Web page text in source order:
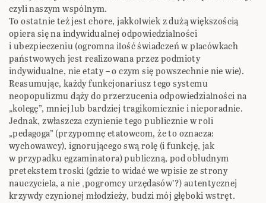
czyli naszym wspólnym.
To ostatnie też jest chore, jakkolwiek z dużą większością
opiera się na indywidualnej odpowiedzialności
i ubezpieczeniu (ogromna ilość świadczeń w placówkach
państwowych jest realizowana przez podmioty
indywidualne, nie etaty – o czym się powszechnie nie wie).
Reasumując, każdy funkcjonariusz tego systemu
neopopulizmu dąży do przerzucenia odpowiedzialności na
„kolegę”, mniej lub bardziej tragikomicznie i nieporadnie.
Jednak, zwłaszcza czynienie tego publicznie w roli
„pedagoga” (przypomnę etatowcom, że to oznacza:
wychowawcy), ignorującego swą rolę (i funkcję, jak
w przypadku egzaminatora) publiczną, pod obłudnym
pretekstem troski (gdzie to widać we wpisie ze strony
nauczyciela, a nie ‚pogromcy urzędasów’?) autentycznej
krzywdy czynionej młodzieży, budzi mój głęboki wstręt.